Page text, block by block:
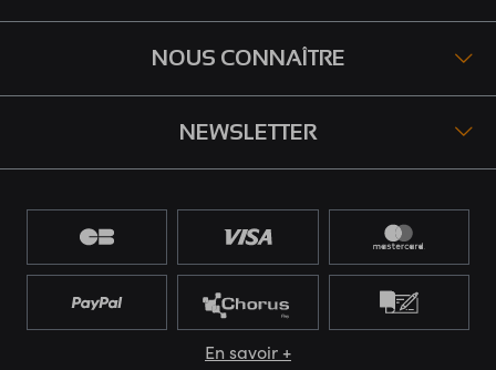
NOUS CONNAÎTRE
NEWSLETTER
En savoir +